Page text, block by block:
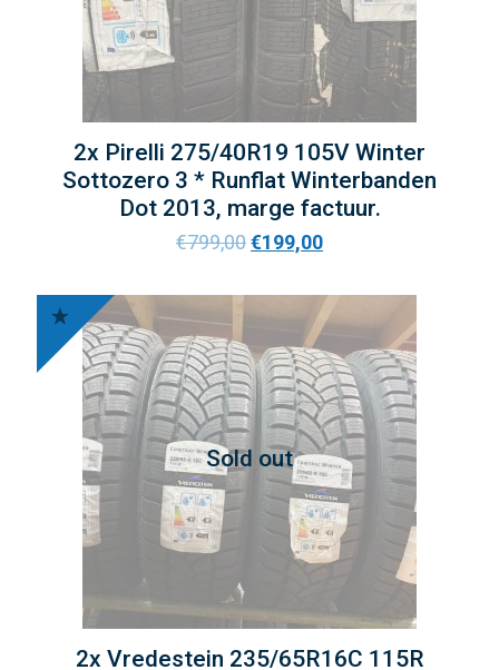
2x Pirelli 275/40R19 105V Winter
Sottozero 3 * Runflat Winterbanden
Dot 2013, marge factuur.
€799,00€199,00
Sold out
2x Vredestein 235/65R16C 115R